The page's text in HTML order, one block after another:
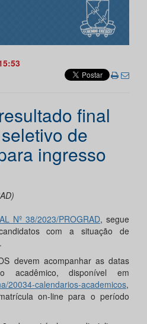
final
de
ingresso
Nº 38/2023/PROGRAD, segue
com a situação de
devem acompanhar as datas
acadêmico, disponível em
20034-calendarios-academicos,
on-line para o período